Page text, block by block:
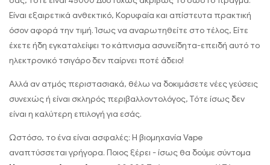
Είναι εξαιρετικά ανθεκτικό, Κορυφαία και απίστευτα πρακτική
όσον αφορά την τιμή. Ίσως να αναρωτηθείτε στο τέλος, Είτε
έχετε ήδη εγκαταλείψει το κάπνισμα ασυνείδητα-επειδή αυτό το
ηλεκτρονικό τσιγάρο δεν παίρνει ποτέ άδειο!
Αλλά αν ατμός περιστασιακά, θέλω να δοκιμάσετε νέες γεύσεις
συνεχώς ή είναι σκληρός περιβαλλοντολόγος, Τότε ίσως δεν
είναι η καλύτερη επιλογή για εσάς.
Ωστόσο, το ένα είναι ασφαλές: Η βιομηχανία Vape
αναπτύσσεται γρήγορα. Ποιος ξέρει - ίσως θα δούμε σύντομα